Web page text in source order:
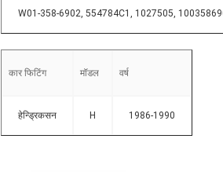
W01-358-6902, 554784C1, 1027505,
कार फिटिंग मॉडल वर्ष
हेन्ड्रिकसन H 1986-1990